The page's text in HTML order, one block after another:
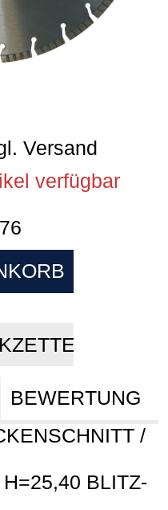
Versand
verfügbar
BEWERTUNG
/
BLITZ-